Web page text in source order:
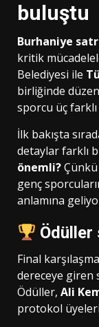
buluştu
Burhaniye
kritik
Belediyesi ile
birliğinde
sporcu üç
İlk bakışta
detaylar farklı
önemli?
genç
anlamına
Ödüller
Final
dereceye giren
Ödüller, Ali
protokol